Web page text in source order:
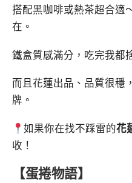
搭配黑咖啡或熱茶超合適
在。
鐵盒質感滿分，吃完我都
而且花蓮出品、品質很穩
牌。
如果你在找不踩雷的花
收！
【蛋捲物語】